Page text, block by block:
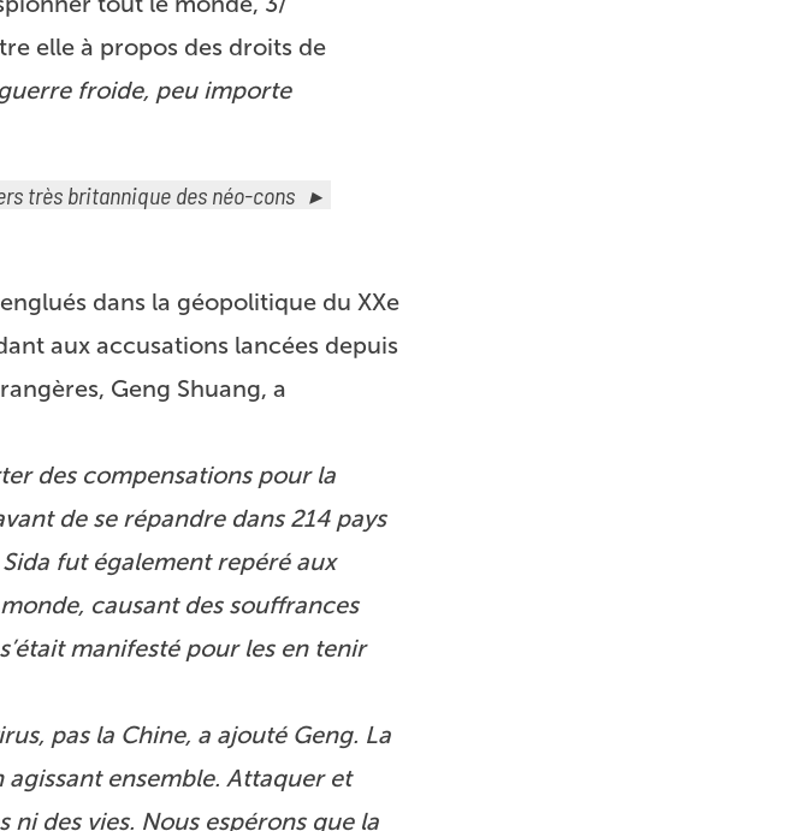
elle à propos des droits de
froide, peu importe
très britannique des néo-cons
dans la géopolitique du XXe
aux accusations lancées depuis
Geng Shuang, a
des compensations pour la
de se répandre dans 214 pays
fut également repéré aux
causant des souffrances
manifesté pour les en tenir
pas la Chine, a ajouté Geng. La
ensemble. Attaquer et
des vies. Nous espérons que la